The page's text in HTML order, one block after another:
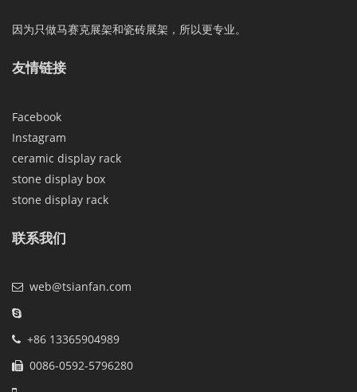
因为只做马赛克展架和瓷砖展架，所以更专业。
友情链接
Facebook
Instagram
ceramic display rack
stone display box
stone display rack
联系我们
web@tsianfan.com
+86 13365904989
0086-0592-5796280